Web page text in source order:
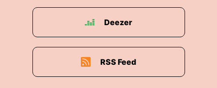
Deezer
RSS Feed